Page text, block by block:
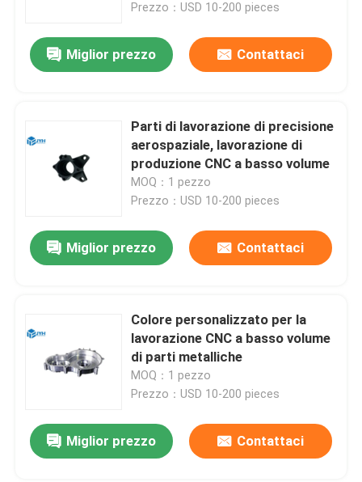
Servizi
Manifestazione di VR
Circa noi
Prezzo：USD 10-200 pieces
Miglior prezzo Contattaci
Parti di lavorazione di precisione
aerospaziale, lavorazione di
produzione CNC a basso volume
MOQ：1 pezzo
Prezzo：USD 10-200 pieces
Miglior prezzo Contattaci
Colore personalizzato per la
lavorazione CNC a basso volume
di parti metalliche
MOQ：1 pezzo
Prezzo：USD 10-200 pieces
Miglior prezzo Contattaci